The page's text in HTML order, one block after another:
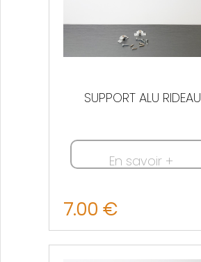
SUPPORT ALU RIDEAU
En savoir +
7.00 €
Nous contacter